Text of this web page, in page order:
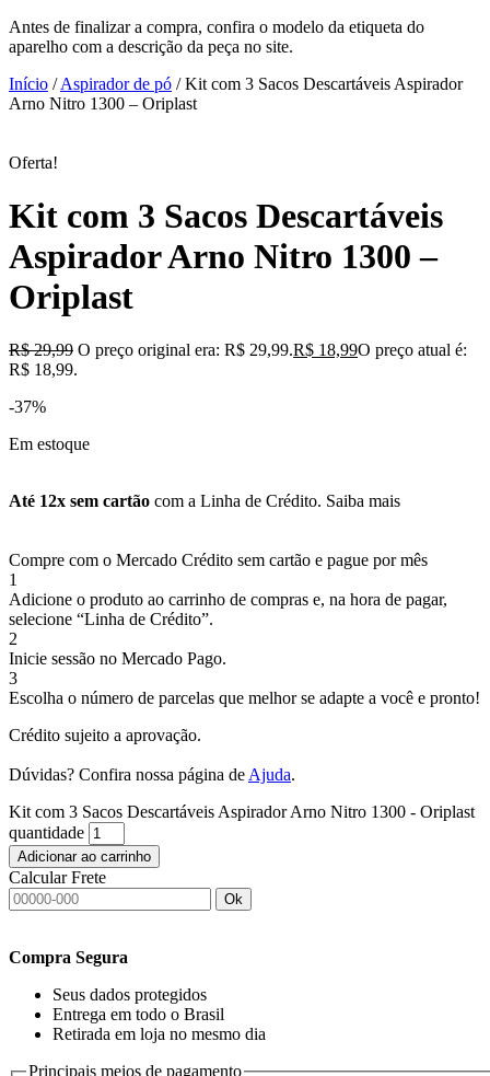
Antes de finalizar a compra, confira o modelo da etiqueta do
aparelho com a descrição da peça no site.
Início /Aspirador de pó /Kit com 3 Sacos Descartáveis Aspirador
Arno Nitro 1300 – Oriplast
Oferta!
Kit com 3 Sacos Descartáveis
Aspirador Arno Nitro 1300 –
Oriplast
R$29,99 O preço original era: R$ 29,99.R$ 18,99O preço atual é:
R$ 18,99.
-37%
Em estoque
Até 12x sem cartão com a Linha de Crédito. Saiba mais
Compre com o Mercado Crédito sem cartão e pague por mês
1
Adicione o produto ao carrinho de compras e, na hora de pagar,
selecione “Linha de Crédito”.
2
Inicie sessão no Mercado Pago.
3
Escolha o número de parcelas que melhor se adapte a você e pronto!
Crédito sujeito a aprovação.
Dúvidas? Confira nossa página deAjuda.
Kit com 3 Sacos Descartáveis Aspirador Arno Nitro 1300 - Oriplast
quantidade
Adicionar ao carrinho
Calcular Frete
Ok
Compra Segura
Seus dados protegidos
Entrega em todo o Brasil
Retirada em loja no mesmo dia
Principais meios de pagamento